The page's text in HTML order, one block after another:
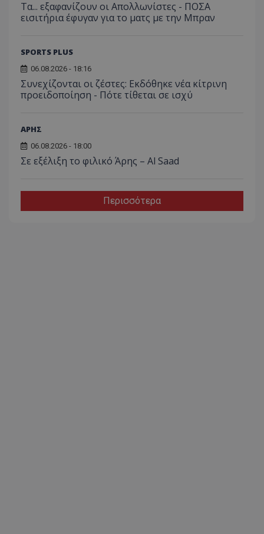
Τα... εξαφανίζουν οι Απολλωνίστες - ΠΟΣΑ
εισιτήρια έφυγαν για το ματς με την Μπραν
SPORTS PLUS
06.08.2026 - 18:16
Συνεχίζονται οι ζέστες: Εκδόθηκε νέα κίτρινη
προειδοποίηση - Πότε τίθεται σε ισχύ
ΑΡΗΣ
06.08.2026 - 18:00
Σε εξέλιξη το φιλικό Άρης – Al Saad
Περισσότερα